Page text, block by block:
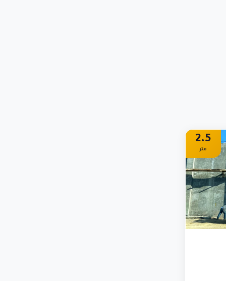
2.5
متر